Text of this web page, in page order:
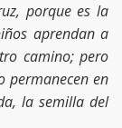
porque es la
aprendan a
camino; pero
permanecen en
la semilla del